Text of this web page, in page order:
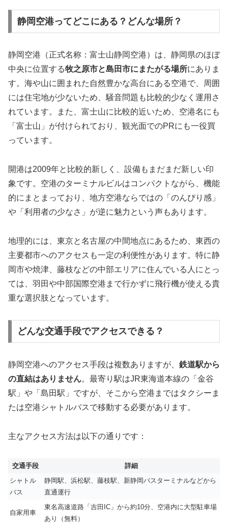
静岡空港ってどこにある？どんな場所？
静岡空港（正式名称：富士山静岡空港）は、静岡県のほぼ
中央に位置する牧之原市と島田市にまたがる場所にありま
す。海や山に囲まれた自然豊かな高台にある空港で、周囲
には住宅地が少ないため、騒音問題も比較的少なく運用さ
れています。また、富士山に比較的近いため、空港名にも
「富士山」が付けられており、観光面でのPRにも一役買
っています。
開港は2009年と比較的新しく、設備もまだまだ新しい印
象です。空港のターミナルビルはコンパクトながら、機能
的にまとまっており、地方空港ならではの「のんびり感」
や「利用者の少なさ」が逆に魅力という声もあります。
地理的には、東京と名古屋の中間地点にあるため、東西の
主要都市へのアクセスも一定の利便性があります。特に静
岡市や焼津、藤枝などの中部エリアに住んでいる人にとっ
ては、羽田や中部国際空港まで行かずに飛行機が使える貴
重な選択肢となっています。
どんな交通手段でアクセスできる？
静岡空港へのアクセス手段は複数ありますが、 鉄道駅から
の直結はありません。最寄り駅はJR東海道本線の「金谷
駅」や「島田駅」ですが、そこから空港まではタクシーま
たは空港シャトルバスで移動する必要があります。
主なアクセス方法は以下の通りです：
交通手段
詳細
シャトル
バス
静岡駅、浜松駅、藤枝駅、新静岡バスターミナルなどから
直通運行
自家用車
東名高速道路「吉田IC」から約10分、空港内に大型駐車場
あり（無料）